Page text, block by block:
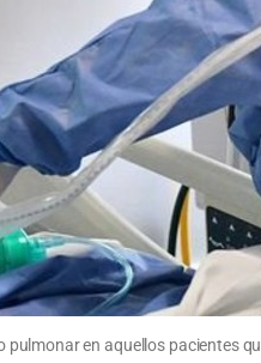
en aquellos pacientes